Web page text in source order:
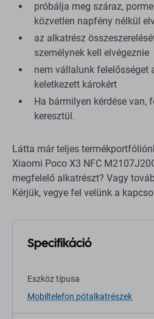
próbálja meg száraz,
közvetlen napfény nélkül
az alkatrész
személynek kell elvégeznie
nem vállalunk felelősséget
keletkezett károkért
Ha bármilyen kérdése van,
keresztül.
Látta már teljes
Xiaomi Poco X3 NFC
megfelelő alkatrészt? Vagy
Kérjük, vegye fel velünk a
Specifikáció
Eszköz típusa
Mobiltelefon pótalkatrészek